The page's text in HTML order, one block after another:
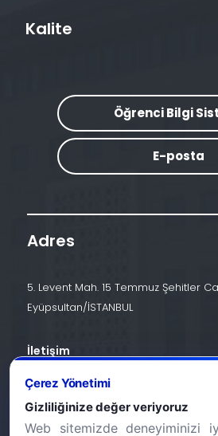
Kalite
Öğrenci Bilgi
E-posta
Adres
5. Levent Mah. 15 Temmuz Şehitler
Eyüpsultan/İSTANBUL
İletişim
info@halic.edu.tr
Çerez Yönetimi
Gizliliğinize değer veriyoruz
Web sitemizde deneyiminizi